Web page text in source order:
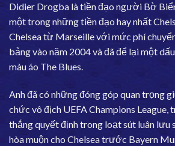
Didier Drogba là tiền đạo người Bờ
một trong những tiền đạo hay nhất
Chelsea từ Marseille với mức phí
bảng vào năm 2004 và đã để lại một
màu áo The Blues.
Anh đã có những đóng góp quan trọng
chức vô địch UEFA Champions League,
thắng quyết định trong loạt sút luân lưu
hòa muộn cho Chelsea trước Bayern